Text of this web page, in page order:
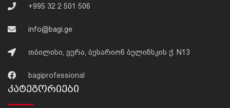
+995 32 2 501 506
info@bagi.ge
თბილისი, ვერა, ბესარიონ ბელინსკის ქ. N13
bagiprofessional
Კატეგორიები